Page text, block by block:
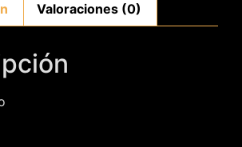
Valoraciones (0)